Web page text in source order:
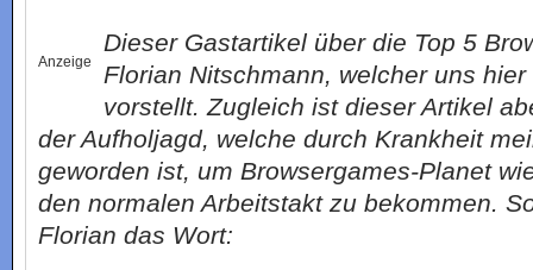
Anzeige
Dieser Gastartikel über die Top 5
Florian Nitschmann, welcher uns
vorstellt. Zugleich ist dieser Artikel
der Aufholjagd, welche durch Krankheit
geworden ist, um Browsergames-Planet
den normalen Arbeitstakt zu bekommen.
Florian das Wort: